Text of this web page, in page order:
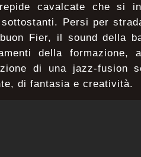
cavalcate che si
sottostanti. Persi per
Fier, il sound della
della formazione,
di una jazz-fusion
di fantasia e creatività.